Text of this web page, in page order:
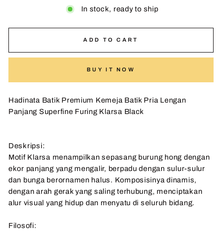
In stock, ready to ship
ADD TO CART
BUY IT NOW
Hadinata Batik Premium Kemeja Batik Pria Lengan
Panjang Superfine Furing Klarsa Black
Deskripsi:
Motif Klarsa menampilkan sepasang burung hong dengan
ekor panjang yang mengalir, berpadu dengan sulur-sulur
dan bunga berornamen halus. Komposisinya dinamis,
dengan arah gerak yang saling terhubung, menciptakan
alur visual yang hidup dan menyatu di seluruh bidang.
Filosofi: